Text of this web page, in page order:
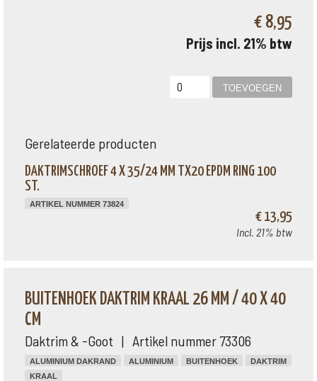
€ 8,95
Prijs incl. 21% btw
Gerelateerde producten
DAKTRIMSCHROEF 4 X 35/24 MM TX20 EPDM RING 100
ST.
ARTIKEL NUMMER 73824
€ 13,95
Incl. 21% btw
BUITENHOEK DAKTRIM KRAAL 26 MM / 40 X 40
CM
Daktrim & -Goot | Artikel nummer 73306
ALUMINIUM DAKRAND ALUMINIUM BUITENHOEK
DAKTRIM
KRAAL